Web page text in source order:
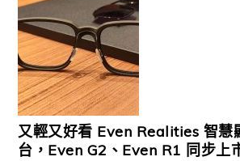
又輕又好看 Even Realities 智慧
台，Even G2、Even R1 同步上